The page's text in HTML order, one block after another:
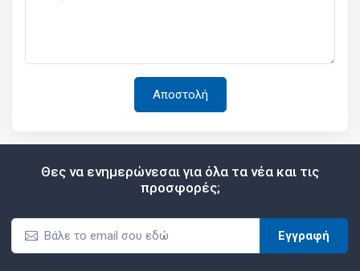
Θες να ενημερώνεσαι για όλα τα νέα και τις
προσφορές;
Εγγραφή